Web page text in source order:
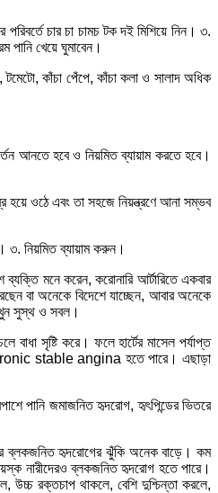
চার চা চামচ টক দই মিশিয়ে নিন। ৩.
খেয়ে ঘুমাবেন।
কাঁচা পেঁপে, কাঁচা কলা ও সালাদ অধিক
আনতে হবে ও নিয়মিত ব্যায়াম করতে হবে।
হয়ে ওঠে এবং তা সহজে নিয়ন্ত্রণে আনা সম্ভব
৩. নিয়মিত ব্যায়াম করুন।
মনে করেন, করোনারি আর্টারিতে একবার
বা অনেকে বিদেশে যাচ্ছেন, আবার অনেকে
সুস্থ ও সবল।
সৃষ্টি করে। ফলে হার্টের মাসেল পর্যাপ্ত
Chronic stable angina হতে পারে। এছাড়া
পানি জমাজনিত হৃদরোগ, হৃৎপিন্ডের ভিতরে
ব্লকজনিত হৃদরোগের ঝুঁকি অনেক বাড়ে। কম
নারীদেরও ব্লকজনিত হৃদরোগ হতে পারে।
উচ্চ রক্তচাপ থাকলে, বেশি দুশ্চিন্তা করলে,